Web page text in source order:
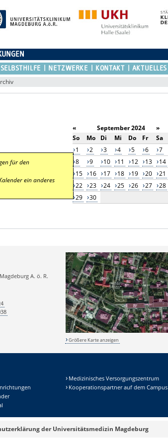
NETZWERKE KONTAKT AKTUELLES
« September 2024
»
So
Mo Di Mi Do Fr
Sa
1
2 3 4 5 6
7
8
9 10 11 12 13
14
15
16 17 18 19 20
21
22
23 24 25 26 27
28
29
30
für den
ein anderes
A. ö. R.
Größere Karte anzeigen
Medizinisches Versorgungszentrum
Kooperationspartner auf dem Campus
der Universitätsmedizin Magdeburg